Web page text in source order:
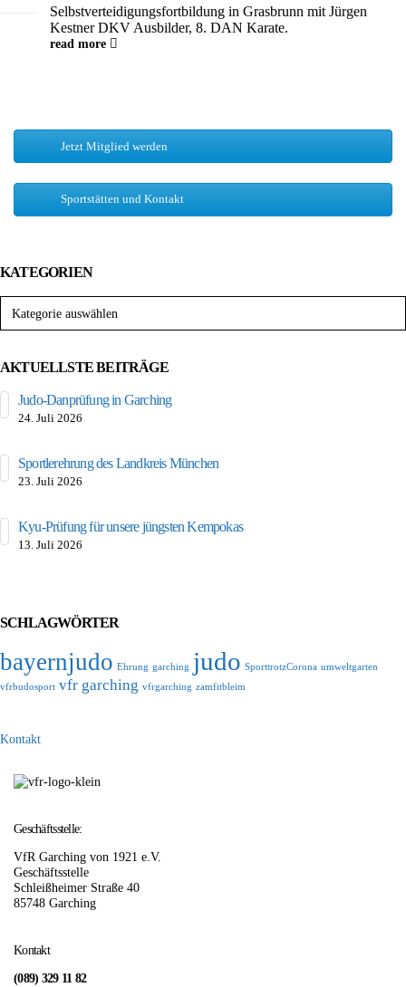
Selbstverteidigungsfortbildung in Grasbrunn mit Jürgen
Kestner DKV Ausbilder, 8. DAN Karate.
read more
Jetzt Mitglied werden
Sportstätten und Kontakt
KATEGORIEN
AKTUELLSTE BEITRÄGE
Judo-Danprüfung in Garching
24. Juli 2026
Sportlerehrung des Landkreis München
23. Juli 2026
Kyu-Prüfung für unsere jüngsten Kempokas
13. Juli 2026
SCHLAGWÖRTER
bayernjudo Ehrung garching judo SporttrotzCorona umweltgarten
vfrbudosport vfr garching vfrgarching zamfitbleim
Kontakt
Geschäftsstelle:
VfR Garching von 1921 e.V.
Geschäftsstelle
Schleißheimer Straße 40
85748 Garching
Kontakt
(089) 329 11 82